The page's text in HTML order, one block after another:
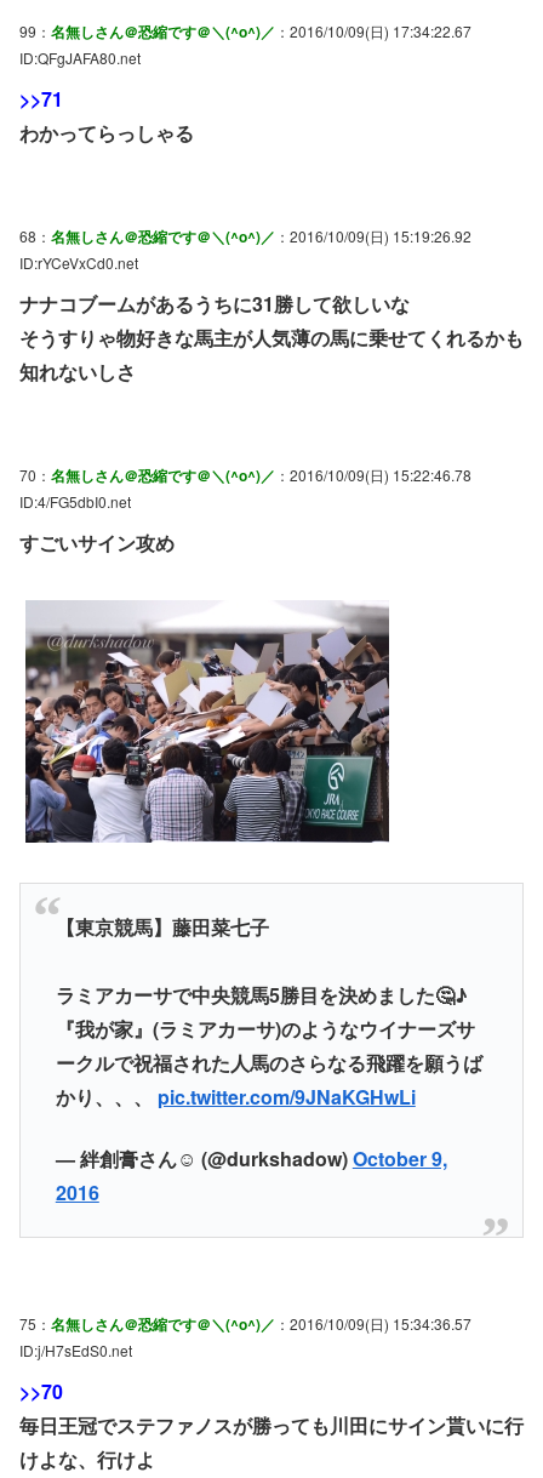
99： 名無しさん＠恐縮です＠＼(^o^)／ ：2016/10/09(日) 17:34:22.67
ID:QFgJAFA80.net
>>71
わかってらっしゃる
68： 名無しさん＠恐縮です＠＼(^o^)／ ：2016/10/09(日) 15:19:26.92
ID:rYCeVxCd0.net
ナナコブームがあるうちに31勝して欲しいな
そうすりゃ物好きな馬主が人気薄の馬に乗せてくれるかも
知れないしさ
70： 名無しさん＠恐縮です＠＼(^o^)／ ：2016/10/09(日) 15:22:46.78
ID:4/FG5dbI0.net
すごいサイン攻め
【東京競馬】藤田菜七子
ラミアカーサで中央競馬5勝目を決めました🤔♪
『我が家』(ラミアカーサ)のようなウイナーズサ
ークルで祝福された人馬のさらなる飛躍を願うば
かり、、、 pic.twitter.com/9JNaKGHwLi
— 絆創膏さん☺︎ (@durkshadow)October 9,
2016
75： 名無しさん＠恐縮です＠＼(^o^)／ ：2016/10/09(日) 15:34:36.57
ID:j/H7sEdS0.net
>>70
毎日王冠でステファノスが勝っても川田にサイン貰いに行
けよな、行けよ